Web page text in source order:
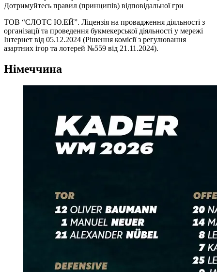
Дотримуйтесь правил (принципів) відповідальної гри
ТОВ “СЛОТС Ю.ЕЙ”. Ліцензія на провадження діяльності з
організації та проведення букмекерської діяльності у мережі
Інтернет від 05.12.2024 (Рішення комісії з регулювання
азартних ігор та лотерей №559 від 21.11.2024).
Німеччина